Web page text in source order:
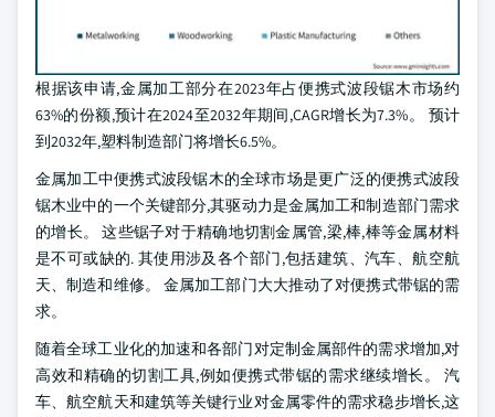
根据该申请,金属加工部分在2023年占便携式波段锯木市场约
63%的份额,预计在2024至2032年期间,CAGR增长为7.3%。 预计
到2032年,塑料制造部门将增长6.5%。
金属加工中便携式波段锯木的全球市场是更广泛的便携式波段
锯木业中的一个关键部分,其驱动力是金属加工和制造部门需求
的增长。 这些锯子对于精确地切割金属管,梁,棒,棒等金属材料
是不可或缺的. 其使用涉及各个部门,包括建筑、汽车、航空航
天、制造和维修。 金属加工部门大大推动了对便携式带锯的需
求。
随着全球工业化的加速和各部门对定制金属部件的需求增加,对
高效和精确的切割工具,例如便携式带锯的需求继续增长。 汽
车、航空航天和建筑等关键行业对金属零件的需求稳步增长,这